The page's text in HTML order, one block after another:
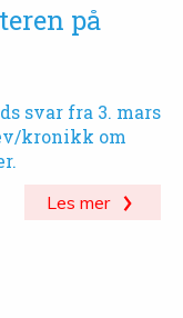
på
svar fra 3. mars
kronikk om
Les mer